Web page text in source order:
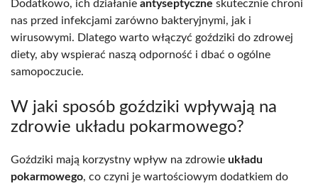
Dodatkowo, ich działanie antyseptyczne skutecznie chroni
nas przed infekcjami zarówno bakteryjnymi, jak i
wirusowymi. Dlatego warto włączyć goździki do zdrowej
diety, aby wspierać naszą odporność i dbać o ogólne
samopoczucie.
W jaki sposób goździki wpływają na
zdrowie układu pokarmowego?
Goździki mają korzystny wpływ na zdrowie układu
pokarmowego, co czyni je wartościowym dodatkiem do